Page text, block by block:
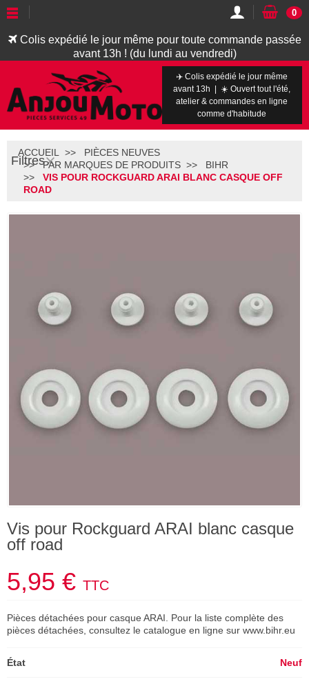
Colis expédié le jour même pour toute commande passée
avant 13h ! (du lundi au vendredi)
0
✈️ Colis expédié le jour même
avant 13h | ☀️ Ouvert tout l'été,
atelier & commandes en ligne
comme d'habitude
Filtres
ACCUEIL
PIÈCES NEUVES
PAR MARQUES DE PRODUITS
BIHR
VIS POUR ROCKGUARD ARAI BLANC CASQUE OFF
ROAD
Vis pour Rockguard ARAI blanc casque
off road
5,95 € TTC
Pièces détachées pour casque ARAI. Pour la liste complète des
pièces détachées, consultez le catalogue en ligne sur www.bihr.eu
État Neuf